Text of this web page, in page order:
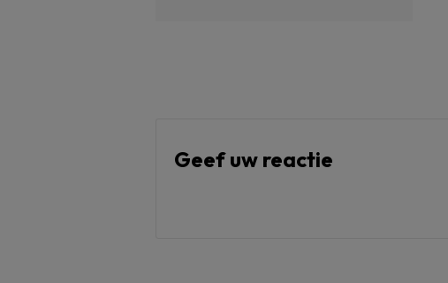
Geef uw reactie